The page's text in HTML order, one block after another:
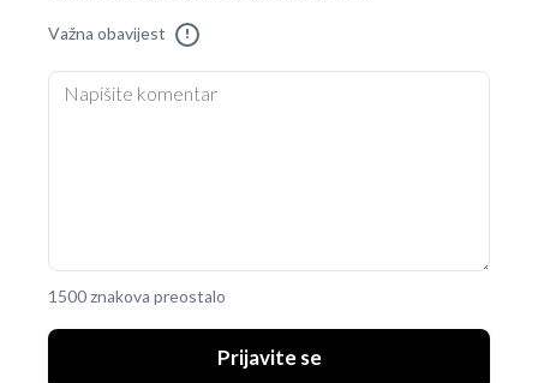
Važna obavijest !
1500 znakova preostalo
Prijavite se